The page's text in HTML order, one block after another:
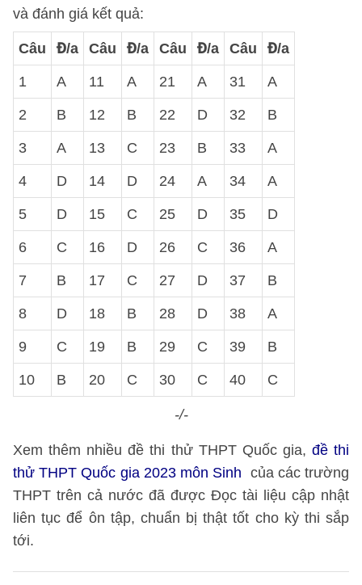
và đánh giá kết quả:
Câu Đ/a Câu Đ/a Câu Đ/a Câu Đ/a
1 A 11 A 21 A 31 A
2 B 12 B 22 D 32 B
3 A 13 C 23 B 33 A
4 D 14 D 24 A 34 A
5 D 15 C 25 D 35 D
6 C 16 D 26 C 36 A
7 B 17 C 27 D 37 B
8 D 18 B 28 D 38 A
9 C 19 B 29 C 39 B
10 B 20 C 30 C 40 C
-/-
Xem thêm nhiều đề thi thử THPT Quốc gia, đề thi
thử THPT Quốc gia 2023 môn Sinh của các trường
THPT trên cả nước đã được Đọc tài liệu cập nhật
liên tục để ôn tập, chuẩn bị thật tốt cho kỳ thi sắp
tới.